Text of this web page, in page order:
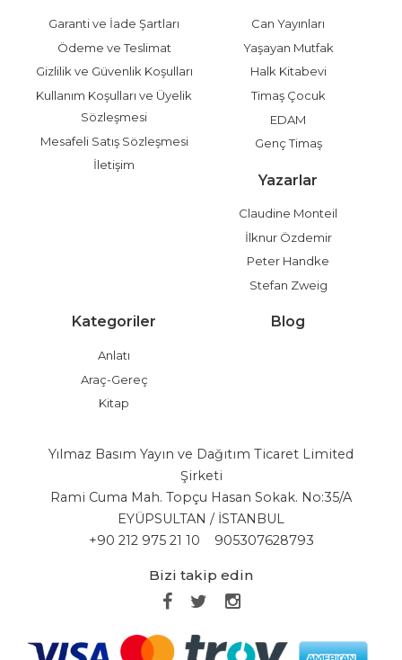
Garanti ve İade Şartları
Ödeme ve Teslimat
Gizlilik ve Güvenlik Koşulları
Kullanım Koşulları ve Üyelik
Sözleşmesi
Mesafeli Satış Sözleşmesi
İletişim
Can Yayınları
Yaşayan Mutfak
Halk Kitabevi
Timaş Çocuk
EDAM
Genç Timaş
Yazarlar
Claudine Monteil
İlknur Özdemir
Peter Handke
Stefan Zweig
Kategoriler
Anlatı
Araç-Gereç
Kitap
Blog
Yılmaz Basım Yayın ve Dağıtım Ticaret Limited
Şirketi
Rami Cuma Mah. Topçu Hasan Sokak. No:35/A
EYÜPSULTAN / İSTANBUL
+90 212 975 21 10
905307628793
Bizi takip edin